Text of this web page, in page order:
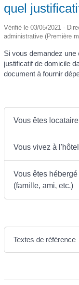
quel
Vérifié le 03/05/2021 -
administrative (Première
Si vous demandez
justificatif de domicile
document à fournir
Vous êtes
Vous vivez à l'hôtel
Vous êtes
(famille, ami, etc.)
Textes de référence